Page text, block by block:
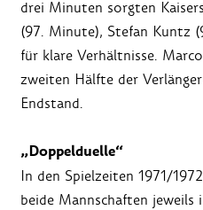
drei Minuten sorgten
(97. Minute), Stefan Kuntz
für klare Verhältnisse.
zweiten Hälfte der
Endstand.
„Doppelduelle“
In den Spielzeiten 1971/
beide Mannschaften jeweils